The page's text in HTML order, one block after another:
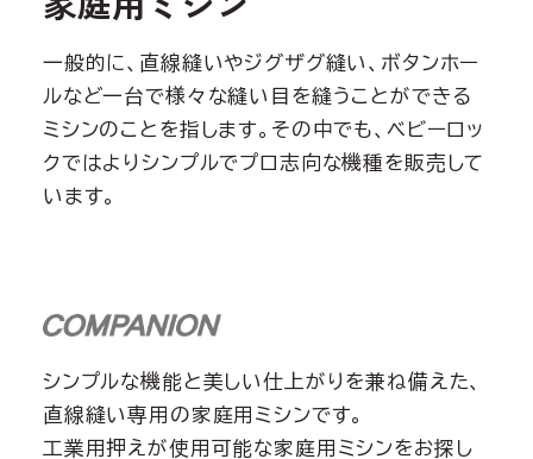
一般的に、直線縫いやジグザグ縫い、ボタンホー
ルなど一台で様々な縫い目を縫うことができる
ミシンのことを指します。その中でも、ベビーロッ
クではよりシンプルでプロ志向な機種を販売して
います。
シンプルな機能と美しい仕上がりを兼ね備えた、
直線縫い専用の家庭用ミシンです。
工業用押えが使用可能な家庭用ミシンをお探し